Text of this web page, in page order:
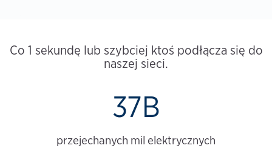
Co 1 sekundę lub szybciej ktoś podłącza się do
naszej sieci.
37B
przejechanych mil elektrycznych